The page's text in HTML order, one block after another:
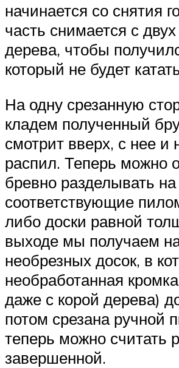
начинается со снятия
часть снимается с
дерева, чтобы
который не будет
На одну срезанную
кладем полученный
смотрит вверх, с нее и
распил. Теперь можно
бревно разделывать на
соответствующие
либо доски равной
выходе мы получаем
необрезных досок, в
необработанная
даже с корой дерева)
потом срезана ручной
теперь можно считать
завершенной.